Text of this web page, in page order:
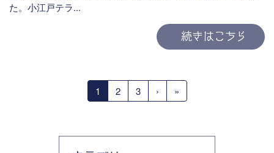
た。小江戸テラ...
続きはこちら
1 2 3 › »